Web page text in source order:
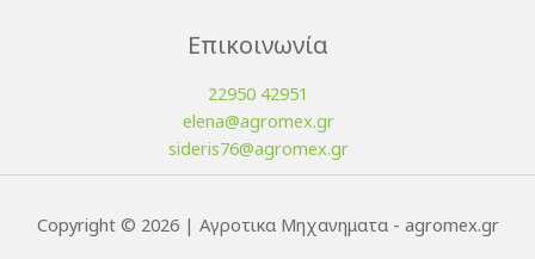
Επικοινωνία
22950 42951
elena@agromex.gr
sideris76@agromex.gr
Copyright © 2026 | Αγροτικα Μηχανηματα - agromex.gr